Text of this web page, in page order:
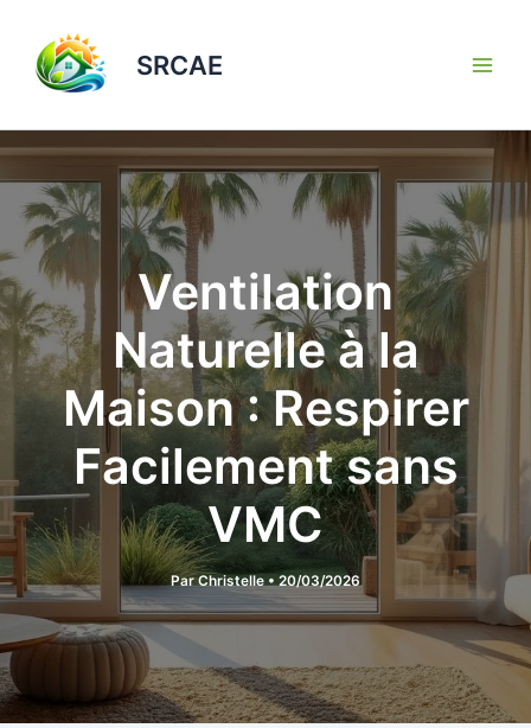
contenu
SRCAE
Ventilation
Naturelle à la
Maison : Respirer
Facilement sans
VMC
ParChristelle • 20/03/2026